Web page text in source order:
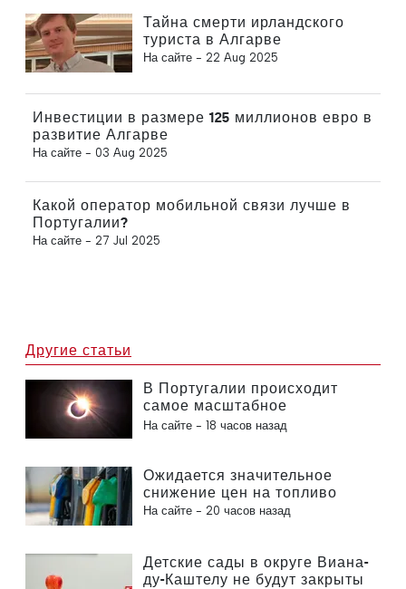
Тайна смерти ирландского
туриста в Алгарве
На сайте - 22 Aug 2025
Инвестиции в размере 125 миллионов евро в
развитие Алгарве
На сайте - 03 Aug 2025
Какой оператор мобильной связи лучше в
Португалии?
На сайте - 27 Jul 2025
Другие статьи
В Португалии происходит
самое масштабное
солнечное затмение столетия
На сайте - 18 часов назад
Ожидается значительное
снижение цен на топливо
На сайте - 20 часов назад
Детские сады в округе Виана-
ду-Каштелу не будут закрыты